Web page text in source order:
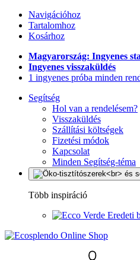
Navigációhoz
Tartalomhoz
Kosárhoz
Magyarország: Ingyenes
Ingyenes visszaküldés
1 ingyenes próba minden
Segítség
Hol van a rendelésem?
Visszaküldés
Szállítási költségek
Fizetési módok
Kapcsolat
Minden Segítség-téma
Több inspiráció
Eredeti